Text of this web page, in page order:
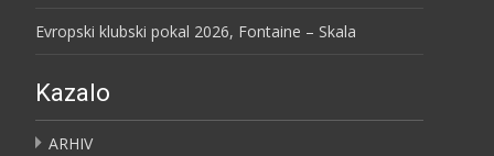
Evropski klubski pokal 2026, Fontaine – Skala
Kazalo
ARHIV